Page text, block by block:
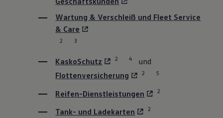
Wartung & Verschleiß und Fleet Service
& Care
2 3
KaskoSchutz 2 4
und
Flottenversicherung
2 5
Reifen-Dienstleistungen 2
Tank- und Ladekarten 2